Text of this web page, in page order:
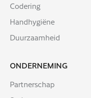
Codering
Handhygiëne
Duurzaamheid
ONDERNEMING
Partnerschap